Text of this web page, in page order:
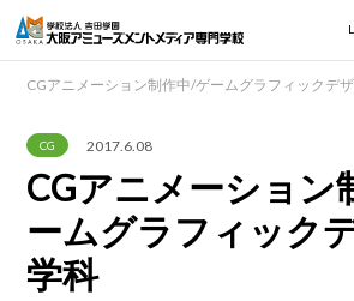
CGアニメーション制作中/ゲームグラフィックデ
CG 2017.6.08
CGアニメーション
ームグラフィック
学科